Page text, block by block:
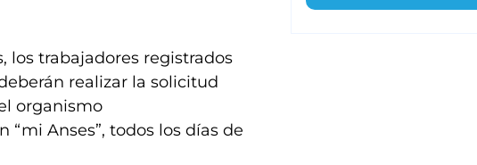
los trabajadores registrados
realizar la solicitud
organismo
“mi Anses”, todos los días de